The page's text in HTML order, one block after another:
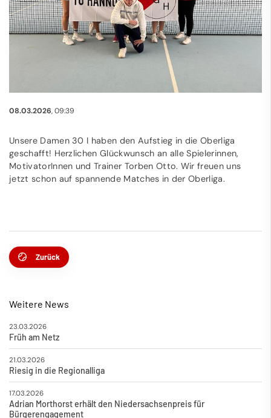
08.03.2026, 09:39
Unsere Damen 30 I haben den Aufstieg in die Oberliga
geschafft! Herzlichen Glückwunsch an alle Spielerinnen,
MotivatorInnen und Trainer Torben Otto. Wir freuen uns
jetzt schon auf spannende Matches in der Oberliga.
Zurück
Weitere News
23.03.2026
Früh am Netz
21.03.2026
Riesig in die Regionalliga
17.03.2026
Adrian Morthorst erhält den Niedersachsenpreis für
Bürgerengagement